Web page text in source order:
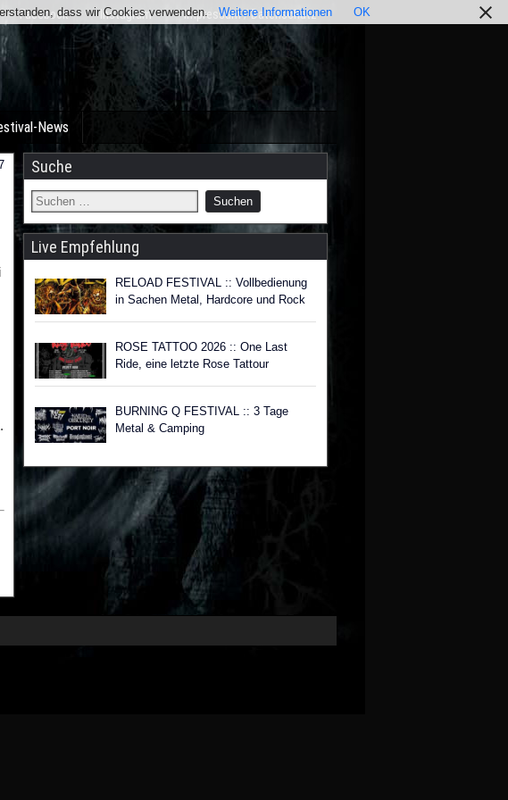
Facebook Instagram Impressum / Datenschutz
News
Suche
Live Empfehlung
RELOAD FESTIVAL :: Vollbedienung
in Sachen Metal, Hardcore und Rock
ROSE TATTOO 2026 :: One Last
Ride, eine letzte Rose Tattour
BURNING Q FESTIVAL :: 3 Tage
Metal & Camping
dass wir Cookies verwenden. Weitere Informationen OK